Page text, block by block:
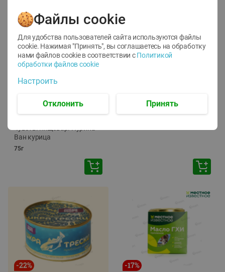
- 12
руб./шт
Ван курица
75г
ТОФУ Vegetus ТВЕРДЫЙ
-22% -17%
Файлы cookie
Для удобства пользователей сайта используются файлы
cookie. Нажимая "Принять", вы соглашаетесь на обработку
нами файлов cookie в соответствии с Политикой
обработки файлов cookie
Настроить
Отклонить Принять